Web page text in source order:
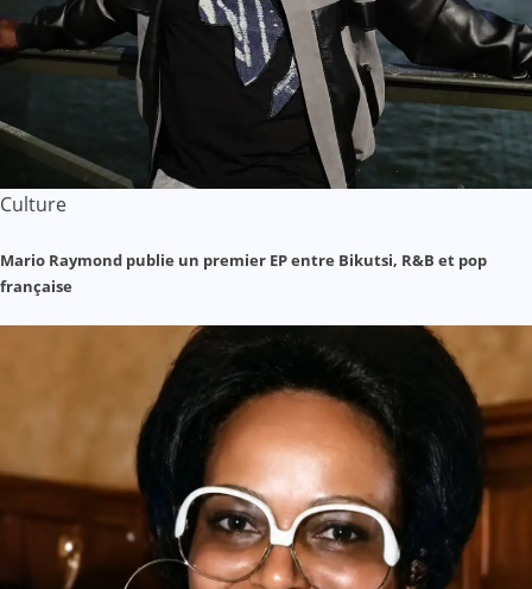
Culture
Mario Raymond publie un premier EP entre Bikutsi, R&B et pop
française